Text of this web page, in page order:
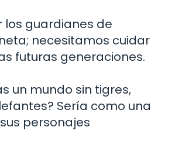
los guardianes de
necesitamos cuidar
futuras generaciones.
un mundo sin tigres,
Sería como una
personajes